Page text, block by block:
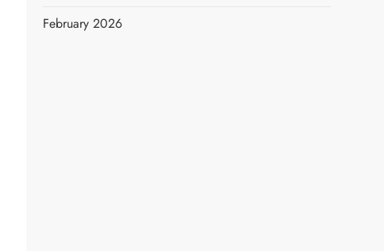
February 2026